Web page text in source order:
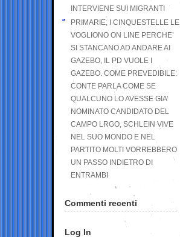
INTERVIENE SUI MIGRANTI
PRIMARIE; I CINQUESTELLE LE
VOGLIONO ON LINE PERCHE’
SI STANCANO AD ANDARE AI
GAZEBO, IL PD VUOLE I
GAZEBO. COME PREVEDIBILE:
CONTE PARLA COME SE
QUALCUNO LO AVESSE GIA’
NOMINATO CANDIDATO DEL
CAMPO LRGO, SCHLEIN VIVE
NEL SUO MONDO E NEL
PARTITO MOLTI VORREBBERO
UN PASSO INDIETRO DI
ENTRAMBI
Commenti recenti
Log In